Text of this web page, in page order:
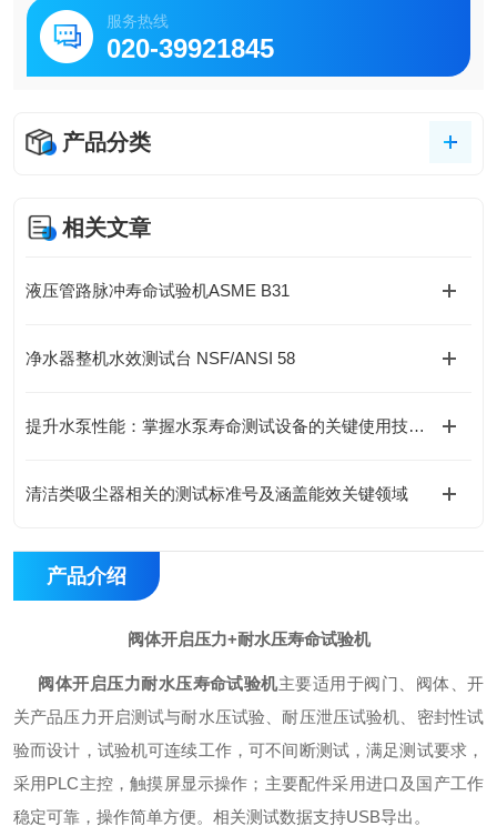
服务热线
020-39921845
产品分类
相关文章
液压管路脉冲寿命试验机ASME B31
净水器整机水效测试台 NSF/ANSI 58
提升水泵性能：掌握水泵寿命测试设备的关键使用技巧！
清洁类吸尘器相关的测试标准号及涵盖能效关键领域
产品介绍
阀体开启压力+耐水压寿命试验机
阀体开启压力耐水压寿命试验机主要适用于阀门、阀体、开
关产品压力开启测试与耐水压试验、耐压泄压试验机、密封性试
验而设计，试验机可连续工作，可不间断测试，满足测试要求，
采用PLC主控，触摸屏显示操作；主要配件采用进口及国产工作
稳定可靠，操作简单方便。相关测试数据支持USB导出。